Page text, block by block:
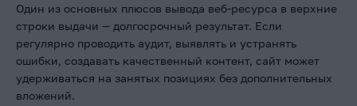
Один из основных плюсов вывода веб-ресурса в верхние
строки выдачи — долгосрочный результат. Если
регулярно проводить аудит, выявлять и устранять
ошибки, создавать качественный контент, сайт может
удерживаться на занятых позициях без дополнительных
вложений.